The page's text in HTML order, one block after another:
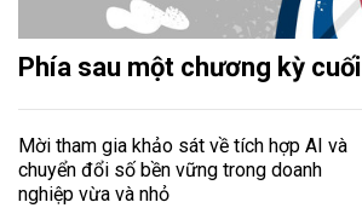
Phía sau một chương kỳ cuối
Mời tham gia khảo sát về tích hợp AI và
chuyển đổi số bền vững trong doanh
nghiệp vừa và nhỏ